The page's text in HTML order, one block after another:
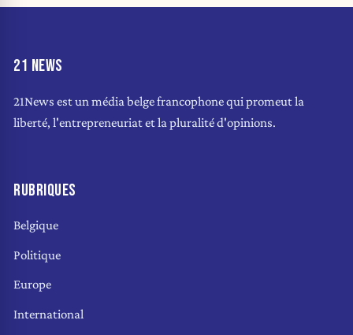
21 NEWS
21News est un média belge francophone qui promeut la
liberté, l'entrepreneuriat et la pluralité d'opinions.
RUBRIQUES
Belgique
Politique
Europe
International